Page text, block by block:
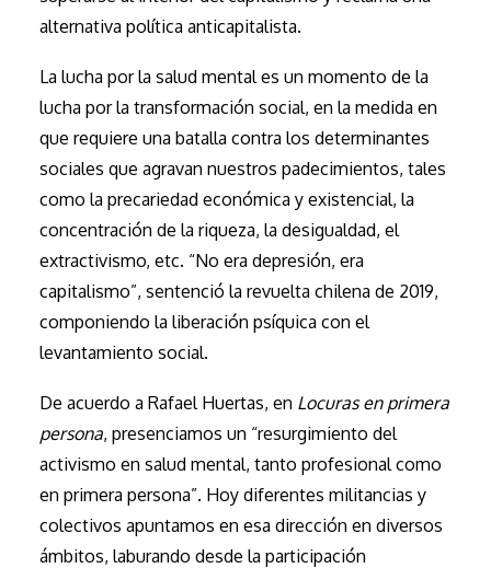
alternativa política anticapitalista.
La lucha por la salud mental es un momento de la
lucha por la transformación social, en la medida en
que requiere una batalla contra los determinantes
sociales que agravan nuestros padecimientos, tales
como la precariedad económica y existencial, la
concentración de la riqueza, la desigualdad, el
extractivismo, etc. “No era depresión, era
capitalismo”, sentenció la revuelta chilena de 2019,
componiendo la liberación psíquica con el
levantamiento social.
De acuerdo a Rafael Huertas, en Locuras en primera
persona, presenciamos un “resurgimiento del
activismo en salud mental, tanto profesional como
en primera persona”. Hoy diferentes militancias y
colectivos apuntamos en esa dirección en diversos
ámbitos, laburando desde la participación